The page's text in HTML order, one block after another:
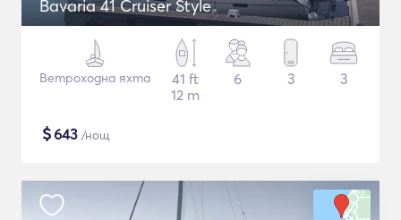
Bavaria 41 Cruiser Style
Ветроходна яхта
41 ft
12 m
6 3 3
$643 /нощ